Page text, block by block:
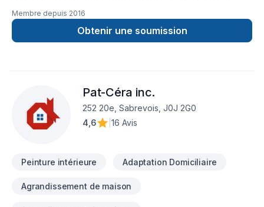
exigences. Notre équipe connaît l’importance de l’efficacité
en milieu de travail. C’est pourquoi nous savons aménager
votre espace résidentiel ou commercial de manière efficace.
aucune productivité pendant votre projet.Afin de garantir
l’entière satisfaction de sa clientèle, Construction Urbana inc.
développe des relations d’affaires efficaces, garantissant
ainsi des réalisations de très haute qualité et complexité.
Membre depuis 2016
Obtenir une soumission
Pat-Céra inc.
252 20e, Sabrevois, J0J 2G0
4,6
16 Avis
Peinture intérieure Adaptation Domiciliaire
Agrandissement de maison